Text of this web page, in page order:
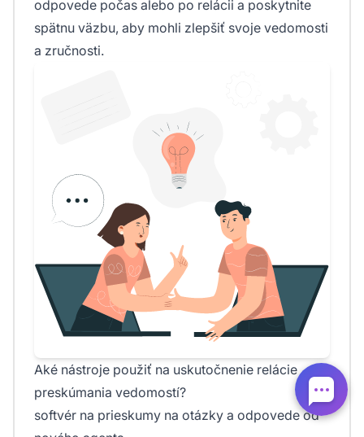
odpovede počas alebo po relácii a poskytnite
spätnu väzbu, aby mohli zlepšiť svoje vedomosti
a zručnosti.
Aké nástroje použiť na uskutočnenie relácie
preskúmania vedomostí?
softvér na prieskumy na otázky a odpovede od